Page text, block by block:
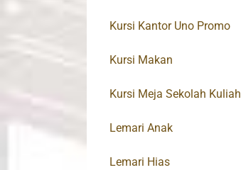
Kursi Kantor Uno Promo
Kursi Makan
Kursi Meja Sekolah Kuliah
Lemari Anak
Lemari Hias